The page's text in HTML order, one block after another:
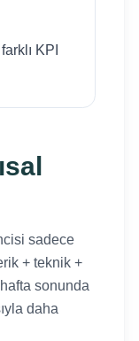
KPI
sadece
+ teknik +
sonunda
daha